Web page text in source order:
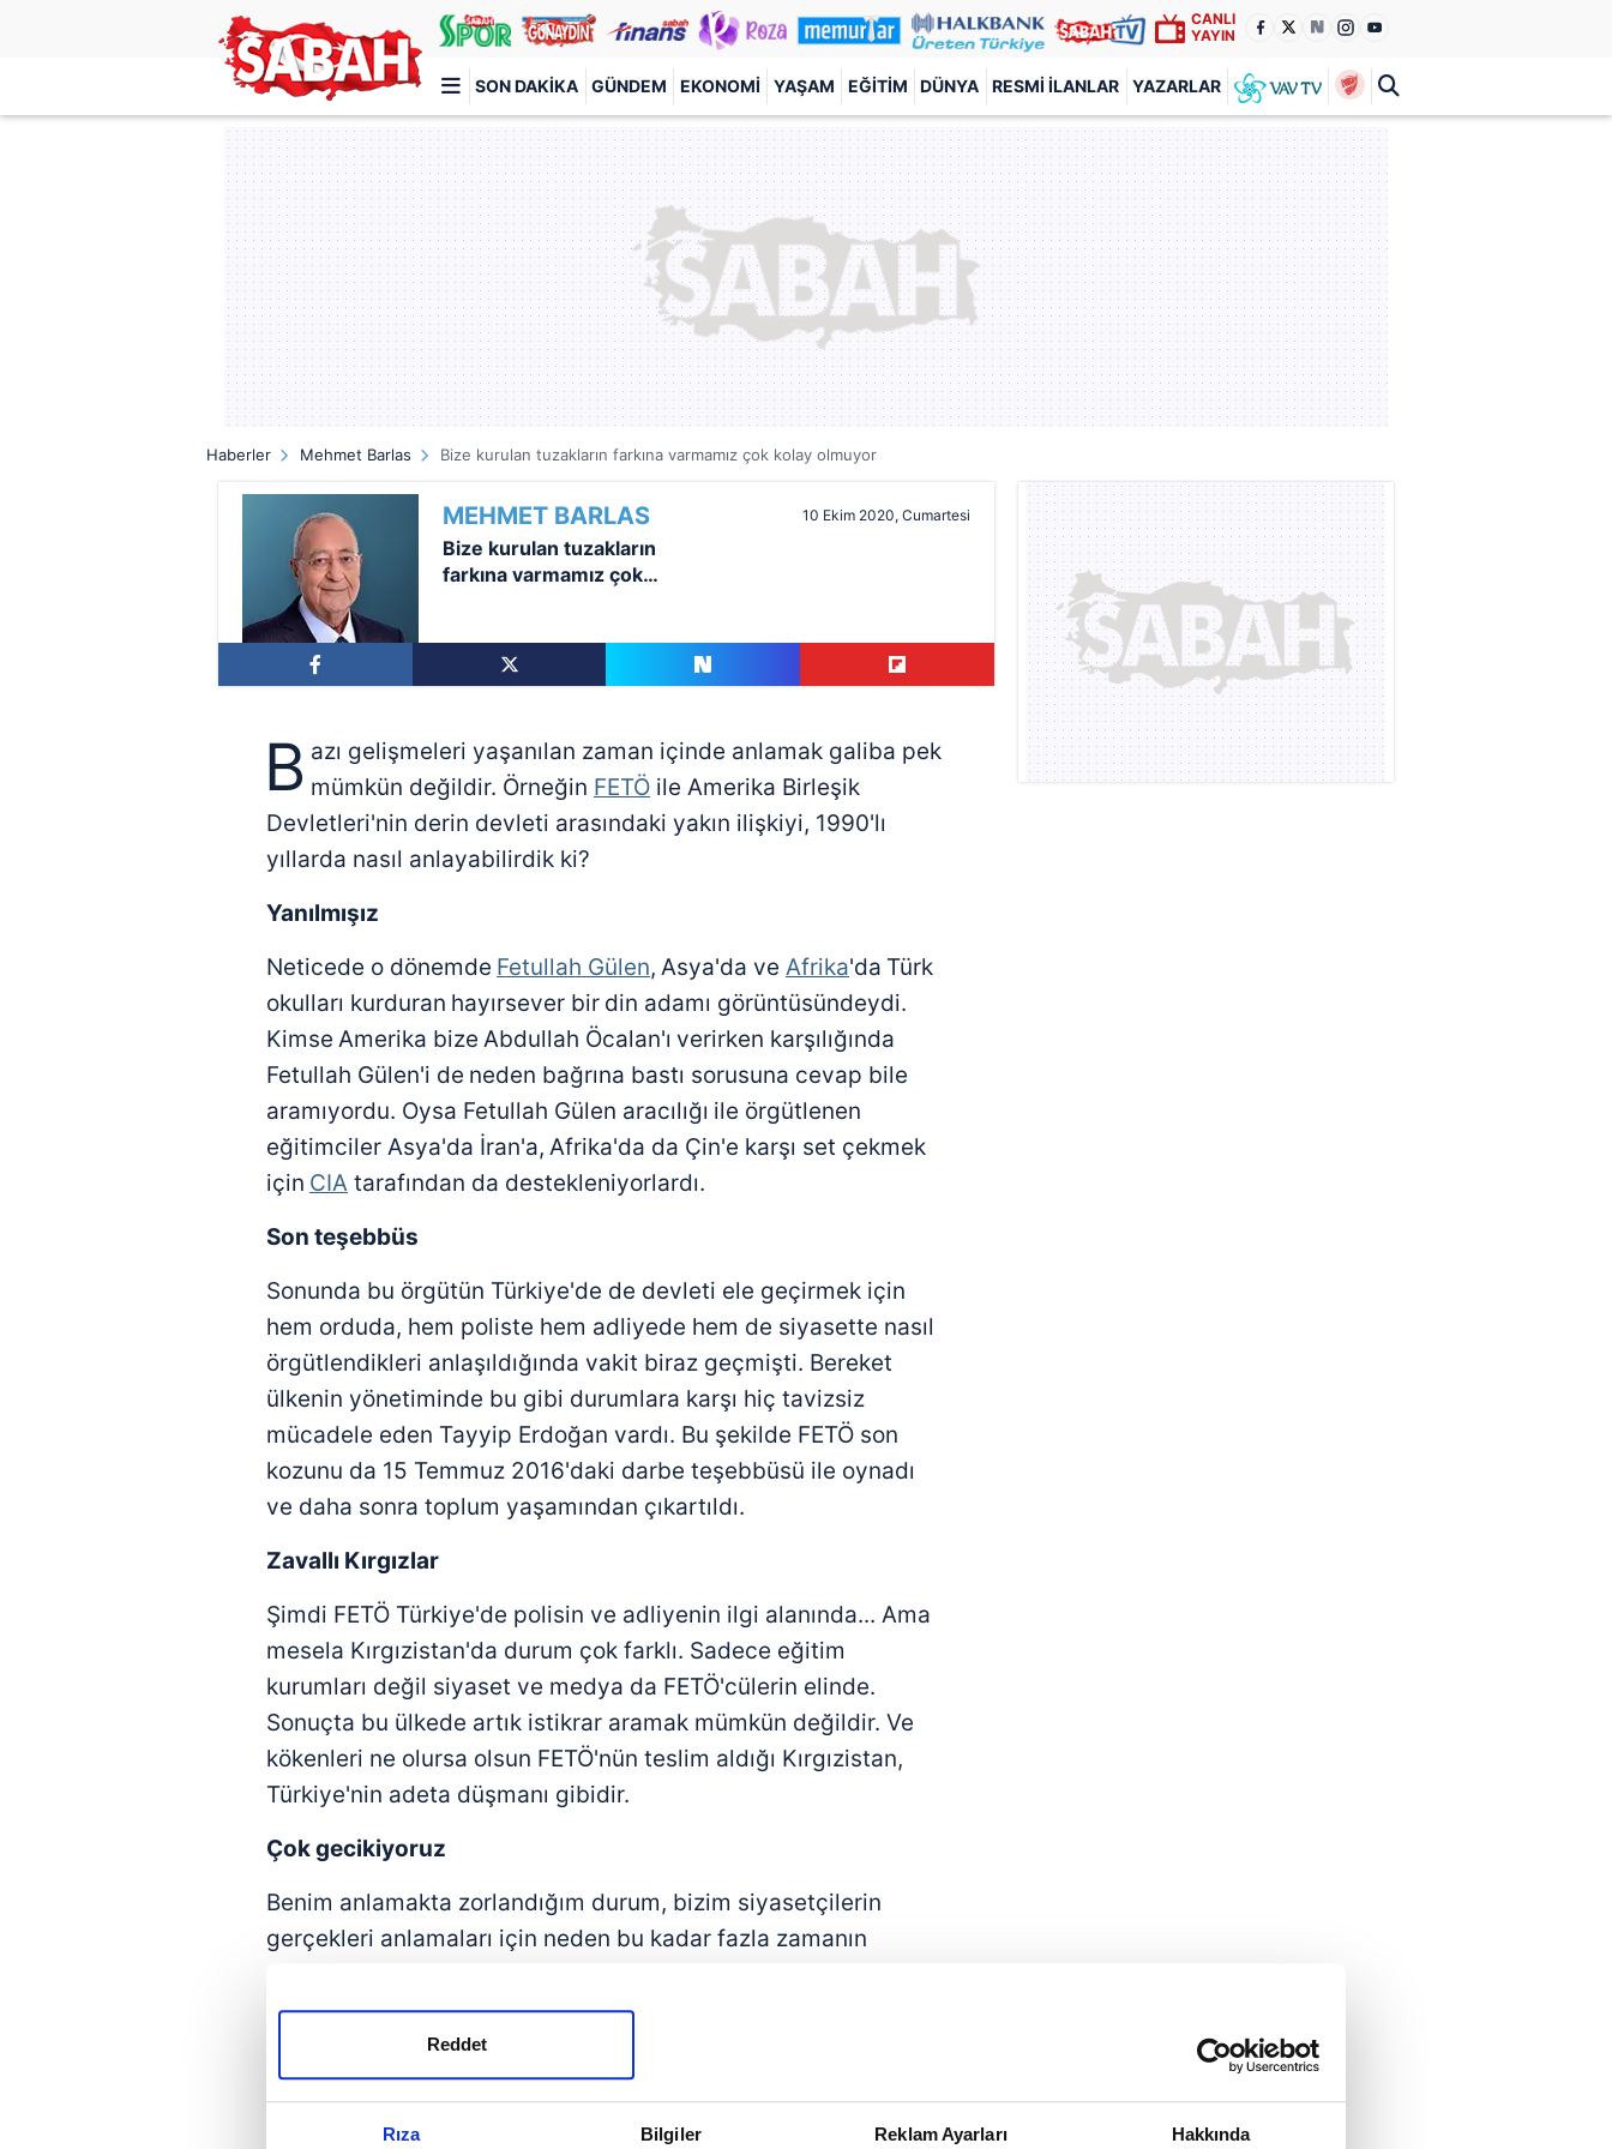
Rıza Bilgiler Reklam Ayarları Hakkında
Reddet
CANLI
YAYIN
SON DAKIKA GÜNDEM EKONOMI YAŞAM EĞITIM DÜNYA RESMI İLANLAR YAZARLAR
Türkiye'nin en iyi haber sitesi
Haberler Mehmet Barlas Bize kurulan tuzakların farkına varmamız çok kolay olmuyor
10 Ekim 2020, Cumartesi
MEHMET BARLAS
Bize kurulan tuzakların
farkına varmamız çok
B azı gelişmeleri yaşanılan zaman içinde anlamak galiba pek
mümkün değildir. Örneğin FETÖ ile Amerika Birleşik
Devletleri'nin derin devleti arasındaki yakın ilişkiyi, 1990'lı
yıllarda nasıl anlayabilirdik ki?
Yanılmışız
Neticede o dönemde Fetullah Gülen, Asya'da ve Afrika'da Türk
okulları kurduran hayırsever bir din adamı görüntüsündeydi.
Kimse Amerika bize Abdullah Öcalan'ı verirken karşılığında
Fetullah Gülen'i de neden bağrına bastı sorusuna cevap bile
aramıyordu. Oysa Fetullah Gülen aracılığı ile örgütlenen
eğitimciler Asya'da İran'a, Afrika'da da Çin'e karşı set çekmek
için CIA tarafından da destekleniyorlardı.
Son teşebbüs
Sonunda bu örgütün Türkiye'de de devleti ele geçirmek için
hem orduda, hem poliste hem adliyede hem de siyasette nasıl
örgütlendikleri anlaşıldığında vakit biraz geçmişti. Bereket
ülkenin yönetiminde bu gibi durumlara karşı hiç tavizsiz
mücadele eden Tayyip Erdoğan vardı. Bu şekilde FETÖ son
kozunu da 15 Temmuz 2016'daki darbe teşebbüsü ile oynadı
ve daha sonra toplum yaşamından çıkartıldı.
Zavallı Kırgızlar
Şimdi FETÖ Türkiye'de polisin ve adliyenin ilgi alanında... Ama
mesela Kırgızistan'da durum çok farklı. Sadece eğitim
kurumları değil siyaset ve medya da FETÖ'cülerin elinde.
Sonuçta bu ülkede artık istikrar aramak mümkün değildir. Ve
kökenleri ne olursa olsun FETÖ'nün teslim aldığı Kırgızistan,
Türkiye'nin adeta düşmanı gibidir.
Çok gecikiyoruz
Benim anlamakta zorlandığım durum, bizim siyasetçilerin
gerçekleri anlamaları için neden bu kadar fazla zamanın
varlıklarını korumak için yaptığımız askeri harekât ertesinde,
Amerika bize ceza olarak ambargo uyguladı. Ama 1980 askeri
darbesi de sonuçta Amerikancı değil miydi? Bu darbe ile